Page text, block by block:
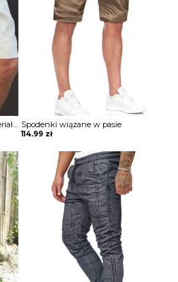
Spodenki z przewiwewnego materiału wiązane w pasie Spodenki wiązane w pasie
114.99 zł